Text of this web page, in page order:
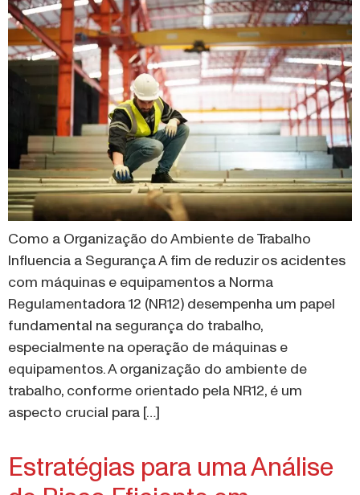
Como a Organização do Ambiente de Trabalho
Influencia a Segurança A fim de reduzir os acidentes
com máquinas e equipamentos a Norma
Regulamentadora 12 (NR12) desempenha um papel
fundamental na segurança do trabalho,
especialmente na operação de máquinas e
equipamentos. A organização do ambiente de
trabalho, conforme orientado pela NR12, é um
aspecto crucial para […]
Estratégias para uma Análise